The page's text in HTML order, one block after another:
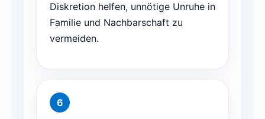
Diskretion helfen, unnötige Unruhe in
Familie und Nachbarschaft zu
vermeiden.